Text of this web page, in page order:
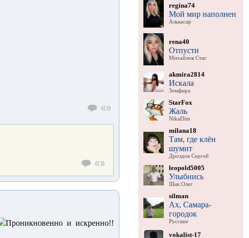
Проникновенно и искренно!!
regina74
Мой мир наполнен
Алькасар
rena40
Отпусти
Михайлов Стас
akmira2814
Искала
Земфира
StarFox
Жаль
NikaDim
milana18
Там, где клён
шумит
Дроздов Сергей
leopold5005
Улыбнись
Шак Олег
silman
Ах, Самара-
городок
Русские
vokalist-17